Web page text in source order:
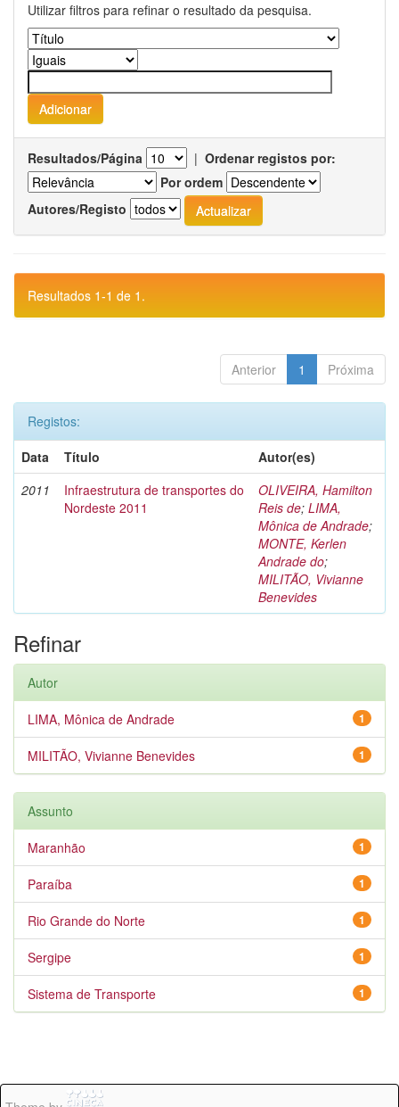
Utilizar filtros para refinar o resultado da pesquisa.
Resultados/Página | Ordenar registos por:
Por ordem
Autores/Registo
Resultados 1-1 de 1.
Anterior 1 Próxima
Registos:
Data
Título
Autor(es)
2011
Infraestrutura de transportes do
Nordeste 2011
OLIVEIRA, Hamilton
Reis de; LIMA,
Mônica de Andrade;
MONTE, Kerlen
Andrade do;
MILITÃO, Vivianne
Benevides
Refinar
Autor
1
LIMA, Mônica de Andrade
1
MILITÃO, Vivianne Benevides
Assunto
1
Maranhão
1
Paraíba
1
Rio Grande do Norte
1
Sergipe
1
Sistema de Transporte